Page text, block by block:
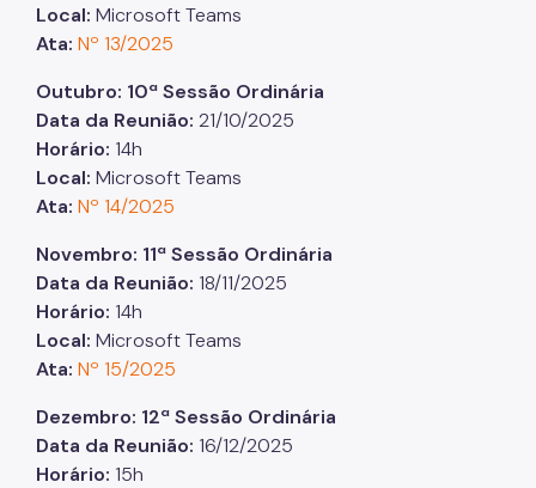
Local: Microsoft Teams
Ata: Nº 13/2025
Outubro: 10ª Sessão Ordinária
Data da Reunião: 21/10/2025
Horário: 14h
Local: Microsoft Teams
Ata: Nº 14/2025
Novembro: 11ª Sessão Ordinária
Data da Reunião: 18/11/2025
Horário: 14h
Local: Microsoft Teams
Ata: Nº 15/2025
Dezembro: 12ª Sessão Ordinária
Data da Reunião: 16/12/2025
Horário: 15h